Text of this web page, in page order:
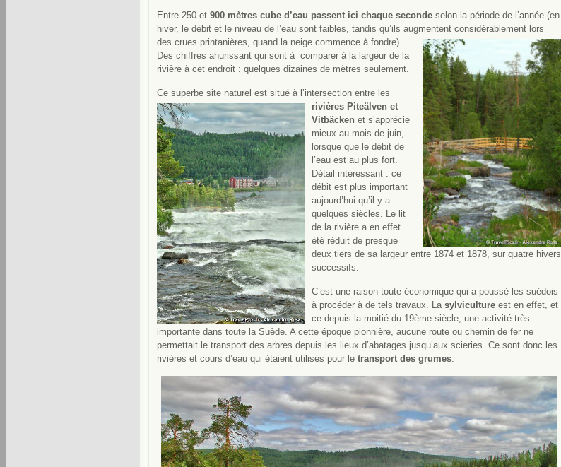
Entre 250 et 900 mètres cube d’eau passent ici chaque seconde selon la période de l’année (en
hiver, le débit et le niveau de l’eau sont faibles, tandis qu’ils augmentent considérablement lors
des crues printanières, quand la neige commence à fondre).
Des chiffres ahurissant qui sont à comparer à la largeur de la
rivière à cet endroit : quelques dizaines de mètres seulement.
Ce superbe site naturel est situé à l’intersection entre les
rivières Piteälven et
Vitbäcken et s’apprécie
mieux au mois de juin,
lorsque que le débit de
l’eau est au plus fort.
Détail intéressant : ce
débit est plus important
aujourd’hui qu’il y a
quelques siècles. Le lit
de la rivière a en effet
été réduit de presque
deux tiers de sa largeur entre 1874 et 1878, sur quatre hivers
successifs.
C’est une raison toute économique qui a poussé les suédois
à procéder à de tels travaux. La sylviculture est en effet, et
ce depuis la moitié du 19ème siècle, une activité très
importante dans toute la Suède. A cette époque pionnière, aucune route ou chemin de fer ne
permettait le transport des arbres depuis les lieux d’abatages jusqu’aux scieries. Ce sont donc les
rivières et cours d’eau qui étaient utilisés pour le transport des grumes.